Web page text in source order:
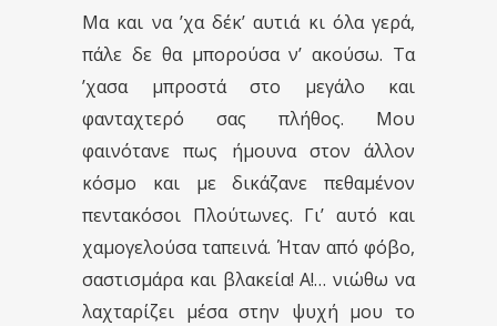
Μα και να ’χα δέκ’ αυτιά κι όλα γερά,
πάλε δε θα μπορούσα ν’ ακούσω. Τα
’χασα μπροστά στο μεγάλο και
φανταχτερό σας πλήθος. Μου
φαινότανε πως ήμουνα στον άλλον
κόσμο και με δικάζανε πεθαμένον
πεντακόσοι Πλούτωνες. Γι’ αυτό και
χαμογελούσα ταπεινά. Ήταν από φόβο,
σαστισμάρα και βλακεία! Α!… νιώθω να
λαχταρίζει μέσα στην ψυχή μου το